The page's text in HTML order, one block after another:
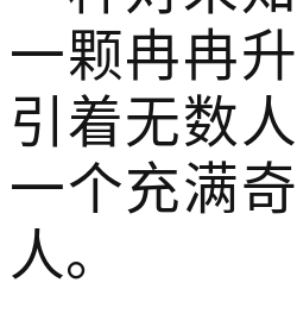
一颗冉冉
引着无数
一个充满
人。